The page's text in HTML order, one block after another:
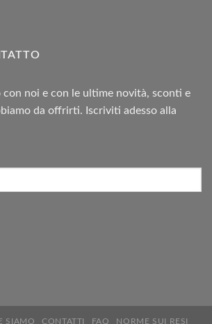
con noi e con le ultime novità, sconti e
da offrirti. Iscriviti adesso alla
SIAMO CONTATTI FAQ NORME SUI RESI